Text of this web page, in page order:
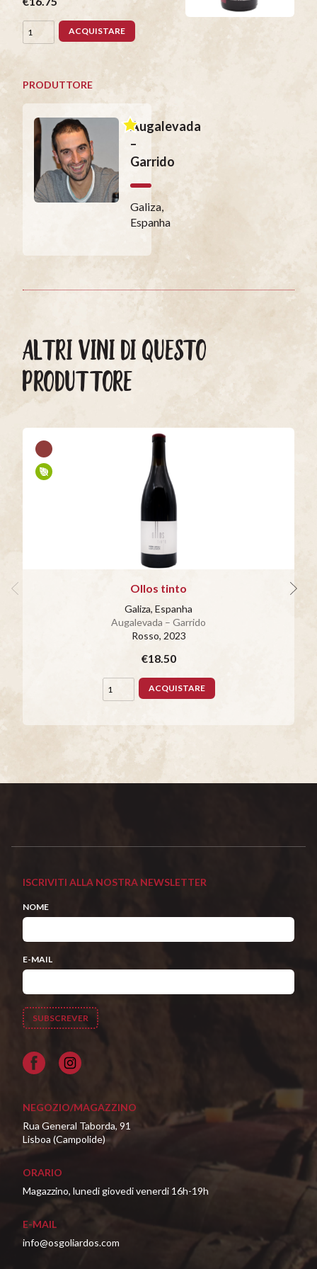
ACQUISTARE
PRODUTTORE
Augalevada
–
Garrido
Galiza,
Espanha
ALTRI VINI DI QUESTO
PRODUTTORE
Ollos tinto
Galiza, Espanha
Augalevada – Garrido
Rosso, 2023
€18.50
ACQUISTARE
ISCRIVITI ALLA NOSTRA NEWSLETTER
NOME
E-MAIL
Facebook
NEGOZIO/MAGAZZINO
Rua General Taborda, 91
Lisboa (Campolide)
ORARIO
Magazzino, lunedi giovedi venerdi 16h-19h
E-MAIL
info@osgoliardos.com